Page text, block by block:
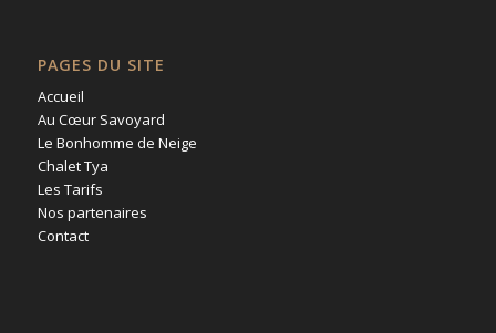
PAGES DU SITE
Accueil
Au Cœur Savoyard
Le Bonhomme de Neige
Chalet Tya
Les Tarifs
Nos partenaires
Contact